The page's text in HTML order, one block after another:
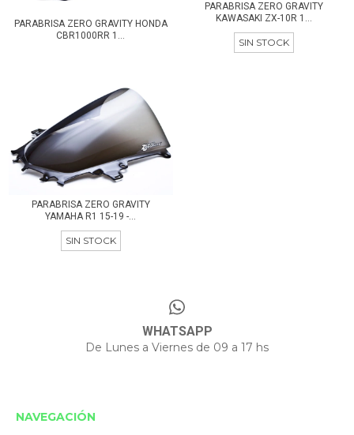
PARABRISA ZERO GRAVITY HONDA
CBR1000RR 1...
PARABRISA ZERO GRAVITY
KAWASAKI ZX-10R 1...
SIN STOCK
PARABRISA ZERO GRAVITY
YAMAHA R1 15-19 -...
SIN STOCK
WHATSAPP
De Lunes a Viernes de 09 a 17 hs
NAVEGACIÓN